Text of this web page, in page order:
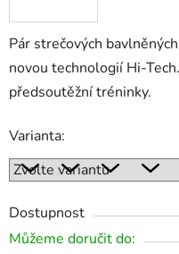
Pár strečových
novou technologií Hi-
předsoutěžní tréninky.
Varianta:
Dostupnost
Můžeme doručit do: